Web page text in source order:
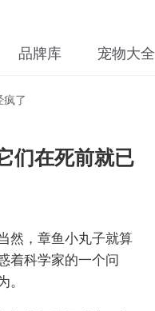
品牌库 宠物大全
了
们在死前就已
然，章鱼小丸子就算
着科学家的一个问
。